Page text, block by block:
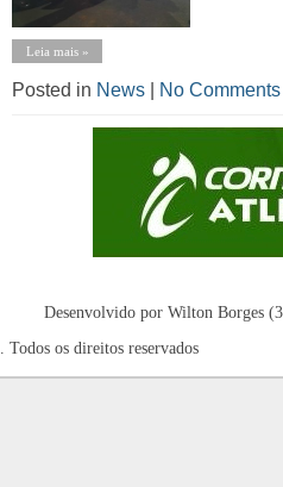
Leia mais »
Posted in News No
Desenvolvido por Wilton Borges
. Todos os direitos reservados